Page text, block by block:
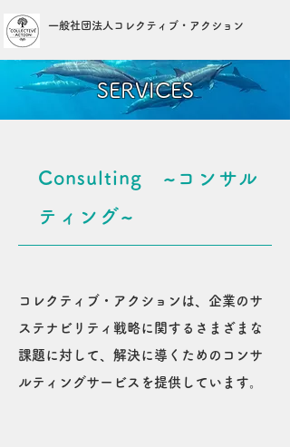
一般社団法人コレクティブ・アクション
SERVICES
Consulting ~コンサル
ティング~
コレクティブ・アクションは、 企業のサ
ステナビリティ戦略に関するさまざまな
課題に対して、解決に導くためのコンサ
ルティングサービスを提供しています。